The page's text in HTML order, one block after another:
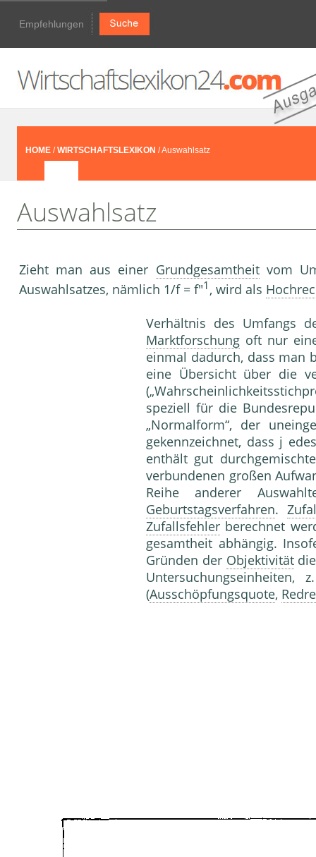
Empfehlungen
HOME /WIRTSCHAFTSLEXIKON / Auswahlsatz
Auswahlsatz
Zieht man aus einer Grundgesamtheitvom
Auswahlsatzes, nämlich 1/f = f"1 , wird als
Verhältnis des Umfangs
Marktforschung oft nur
einmal dadurch, dass man
eine Übersicht über die
speziell für die
„Normalform“, der
gekennzeichnet, dass j
enthält gut
verbundenen großen
Reihe anderer
Geburtstagsverfahren.
Zufallsfehler berechnet
gesamtheit abhängig.
Gründen der Objektivitätdie
(Ausschöpfungsquote,